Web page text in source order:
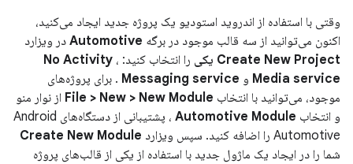
وقتی با استفاده از اندروید استودیو یک پروژه جدید ایجاد می‌کنید،
اکنون می‌توانید از سه قالب موجود در برگه Automotive در ویزارد
Create New Project یکی
را انتخاب کنید: No Activity ،
Media service و Messaging service . برای پروژه‌های
موجود، می‌توانید با انتخاب File > New > New Module از نوار منو
و انتخاب Automotive Module
، پشتیبانی از دستگاه‌های Android
Automotive را اضافه کنید. سپس ویزارد
Create New Module
شما را در ایجاد یک ماژول جدید با استفاده از یکی از قالب‌های پروژه